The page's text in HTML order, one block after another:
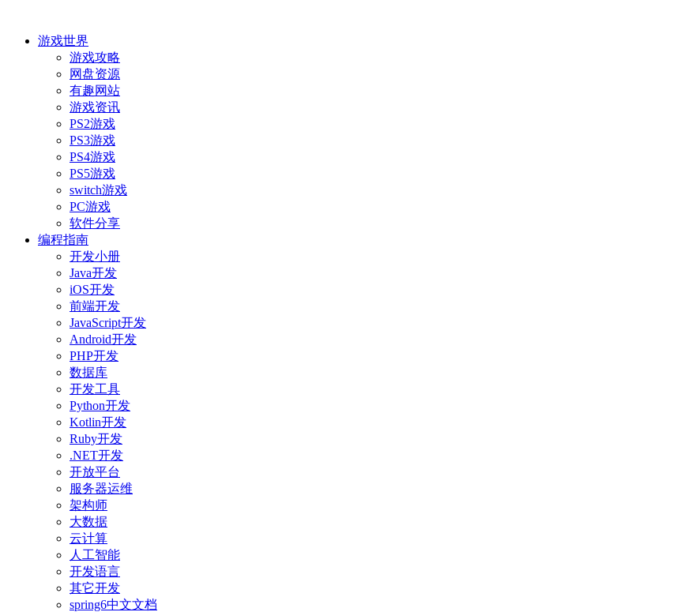
游戏世界
游戏攻略
网盘资源
有趣网站
游戏资讯
PS2游戏
PS3游戏
PS4游戏
PS5游戏
switch游戏
PC游戏
软件分享
编程指南
开发小册
Java开发
iOS开发
前端开发
JavaScript开发
Android开发
PHP开发
数据库
开发工具
Python开发
Kotlin开发
Ruby开发
.NET开发
开放平台
服务器运维
架构师
大数据
云计算
人工智能
开发语言
其它开发
spring6中文文档